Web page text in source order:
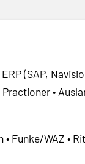
(SAP,
Practioner •
• Funke/WAZ •